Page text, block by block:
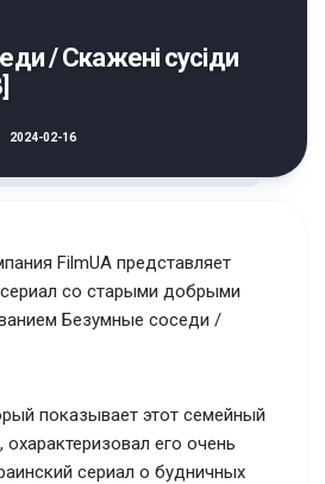
/ Скажені сусіди
2024-02-16
FilmUA представляет
со старыми добрыми
Безумные соседи /
показывает этот семейный
его очень
сериал о будничных